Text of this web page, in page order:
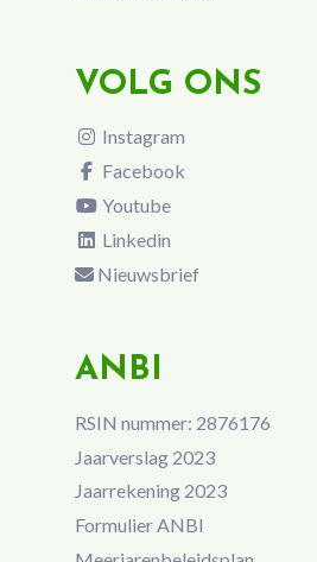
VOLG ONS
Instagram
Facebook
Youtube
Linkedin
Nieuwsbrief
ANBI
RSIN nummer: 2876176
Jaarverslag 2023
Jaarrekening 2023
Formulier ANBI